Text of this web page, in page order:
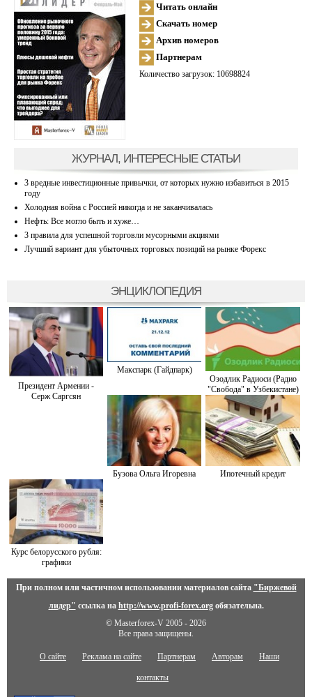
Читать онлайн
Скачать номер
Архив номеров
Партнерам
Количество загрузок: 10698824
ЖУРНАЛ, ИНТЕРЕСНЫЕ СТАТЬИ
3 вредные инвестиционные привычки, от которых нужно избавиться в 2015
году
Холодная война с Россией никогда и не заканчивалась
Нефть: Все могло быть и хуже…
3 правила для успешной торговли мусорными акциями
Лучший вариант для убыточных торговых позиций на рынке Форекс
ЭНЦИКЛОПЕДИЯ
Президент Армении -
Серж Саргсян
Макспарк (Гайдпарк)
Озодлик Радиоси (Радио
"Свобода" в Узбекистане)
Бузова Ольга Игоревна Ипотечный кредит
Курс белорусского рубля:
графики
При полном или частичном использовании материалов сайта "Биржевой
лидер" ссылка на http://www.profi-forex.orgобязательна.
© Masterforex-V 2005 - 2026
Все права защищены.
О сайте Реклама на сайте Партнерам Авторам Наши
контакты